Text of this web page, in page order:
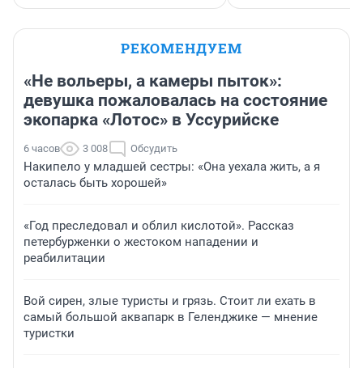
РЕКОМЕНДУЕМ
«Не вольеры, а камеры пыток»:
девушка пожаловалась на состояние
экопарка «Лотос» в Уссурийске
6 часов 3 008 Обсудить
Накипело у младшей сестры: «Она уехала жить, а я
осталась быть хорошей»
«Год преследовал и облил кислотой». Рассказ
петербурженки о жестоком нападении и
реабилитации
Вой сирен, злые туристы и грязь. Стоит ли ехать в
самый большой аквапарк в Геленджике — мнение
туристки